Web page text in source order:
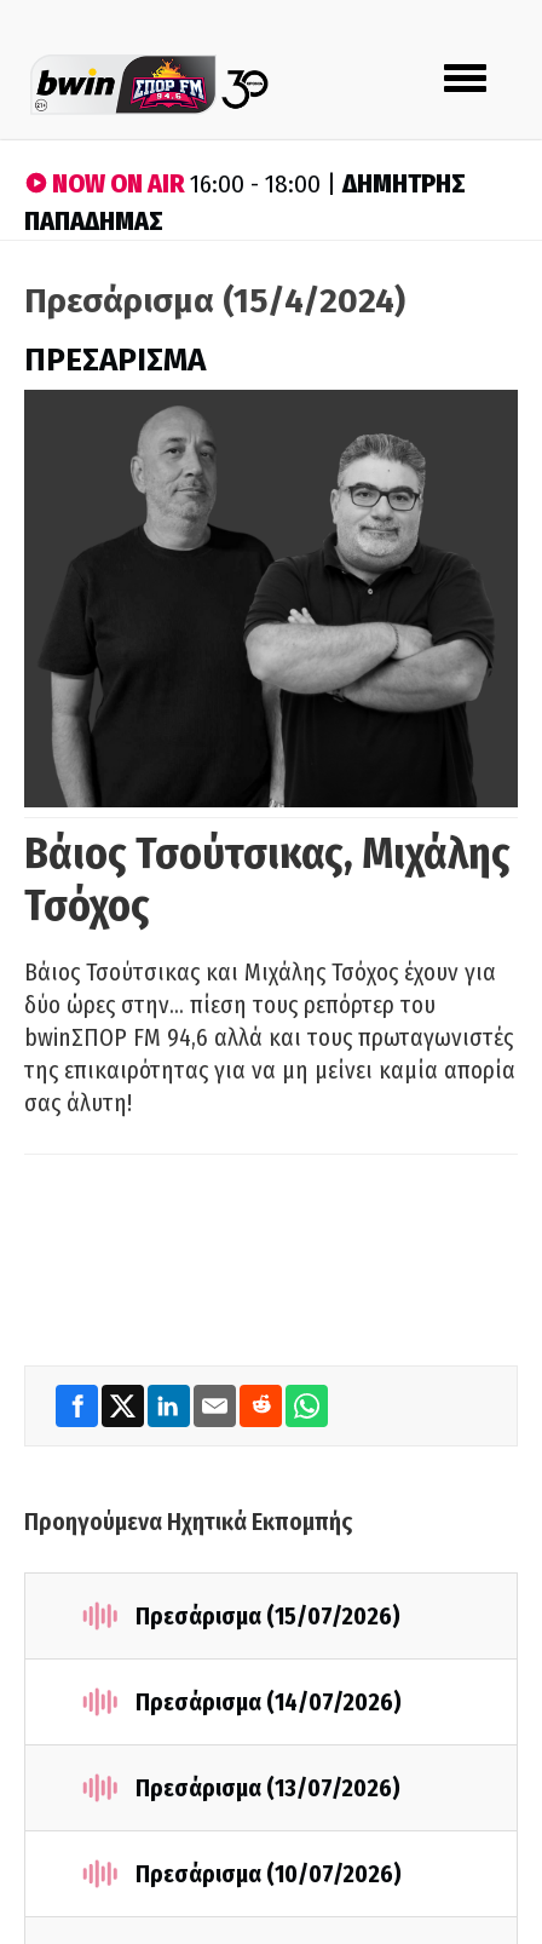
Toggle
navigation
NOW ON AIR16:00 - 18:00 |ΔΗΜΗΤΡΗΣ
ΠΑΠΑΔΗΜΑΣ
Πρεσάρισμα (15/4/2024)
ΠΡΕΣΑΡΙΣΜΑ
Βάιος Τσούτσικας, Μιχάλης
Τσόχος
Βάιος Τσούτσικας και Μιχάλης Τσόχος έχουν για
δύο ώρες στην… πίεση τους ρεπόρτερ του
bwinΣΠΟΡ FM 94,6 αλλά και τους πρωταγωνιστές
της επικαιρότητας για να μη μείνει καμία απορία
σας άλυτη!
Προηγούμενα Ηχητικά Εκπομπής
Πρεσάρισμα (15/07/2026)
Πρεσάρισμα (14/07/2026)
Πρεσάρισμα (13/07/2026)
Πρεσάρισμα (10/07/2026)